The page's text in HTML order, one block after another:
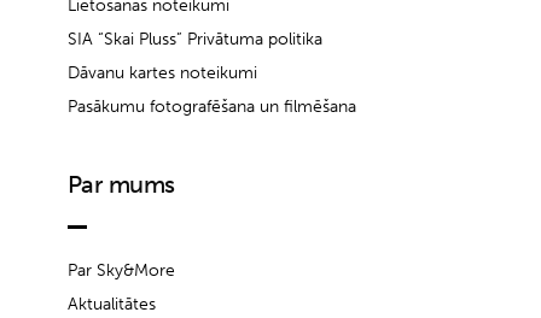
Lietošanas noteikumi
SIA “Skai Pluss” Privātuma politika
Dāvanu kartes noteikumi
Pasākumu fotografēšana un filmēšana
Par mums
Par Sky&More
Aktualitātes